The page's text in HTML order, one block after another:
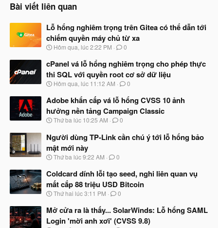
Bài viết liên quan
Lỗ hổng nghiêm trọng trên Gitea có thể dẫn tới
chiếm quyền máy chủ từ xa
N
à
b
ắ
đ
ầ
u
Hôm qua, lúc 2:22 PM 0
cPanel vá lỗ hổng nghiêm trọng cho phép thực
thi SQL với quyền root cơ sở dữ liệu
N
à
b
ắ
đ
ầ
u
Hôm qua, lúc 11:12 AM 0
Adobe khẩn cấp vá lỗ hổng CVSS 10 ảnh
hưởng nền tảng Campaign Classic
N
à
y
b
ắ
đ
ầ
u
Thứ ba lúc 10:25 AM 0
Người dùng TP-Link cần chú ý tới lỗ hổng bảo
mật mới này
N
à
y
b
ắ
đ
ầ
u
Thứ ba lúc 9:22 AM 0
Coldcard dính lỗi tạo seed, nghi liên quan vụ
mất cắp 88 triệu USD Bitcoin
N
à
b
Thứ hai lúc 3:11 PM 0
Mở cửa ra là thấy... SolarWinds: Lỗ hổng SAML
Login 'mời anh xơi' (CVSS 9.8)